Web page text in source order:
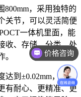
800mm，采用独特的
关节，可以灵活简便
一体机里面，能
收、存储、分类、处
。
达到±0.02mm，在全
有耐心、更精准、更
价格咨询